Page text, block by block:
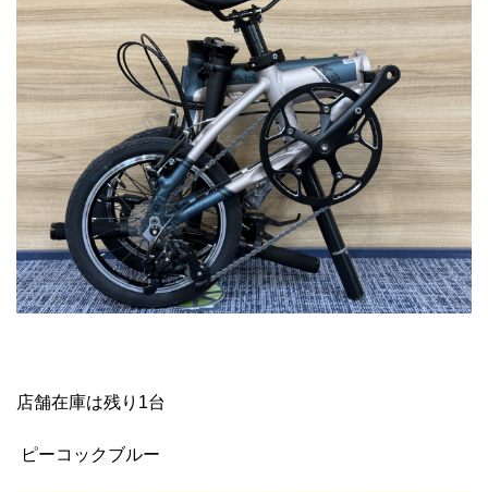
店舗在庫は残り1台
ピーコックブルー